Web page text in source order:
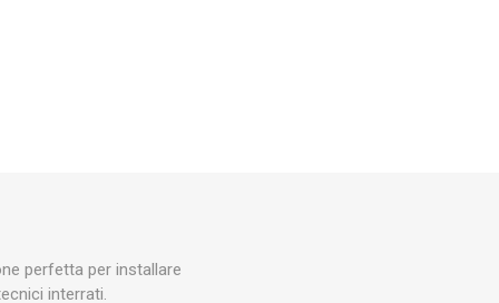
perfetta per installare
interrati.